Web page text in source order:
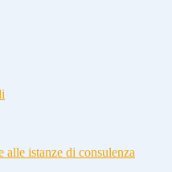
alle istanze di consulenza